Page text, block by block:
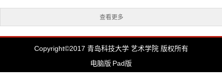
查看更多
Copyright©2017 青岛科技大学 艺术学院 版权所有
电脑版 Pad版